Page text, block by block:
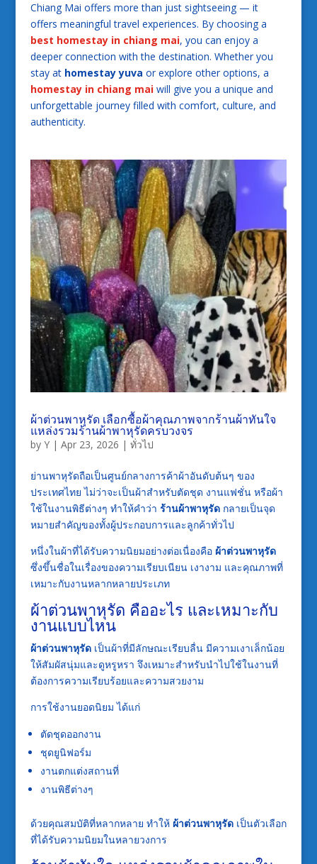
Chiang Mai offers more than just sightseeing — it
offers meaningful travel experiences. By choosing a
best homestay in chiang mai, you can enjoy a
deeper connection with the destination. Whether you
stay at homestay yuva or explore other options, a
homestay in chiang maiwill give you a unique and
unforgettable journey filled with comfort, culture, and
authenticity.
ผ้าต่วนพาหุรัด เลือกซื้อผ้าคุณภาพจากร้านผ้าทันใจ
แหล่งรวมร้านผ้าพาหุรัดครบวงจร
by Y| Apr 23, 2026 | ทั่วไป
ย่านพาหุรัดถือเป็นศูนย์กลางการค้าผ้าอันดับต้นๆ ของ
ประเทศไทย ไม่ว่าจะเป็นผ้าสำหรับตัดชุด งานแฟชั่น หรือผ้า
ใช้ในงานพิธีต่างๆ ทำให้คำว่า ร้านผ้าพาหุรัดกลายเป็นจุด
หมายสำคัญของทั้งผู้ประกอบการและลูกค้าทั่วไป
หนึ่งในผ้าที่ได้รับความนิยมอย่างต่อเนื่องคือ ผ้าต่วนพาหุรัด
ซึ่งขึ้นชื่อในเรื่องของความเรียบเนียน เงางาม และคุณภาพที่
เหมาะกับงานหลากหลายประเภท
ผ้าต่วนพาหุรัด คืออะไร และเหมาะกับ
งานแบบไหน
ผ้าต่วนพาหุรัดเป็นผ้าที่มีลักษณะเรียบลื่น มีความเงาเล็กน้อย
ให้สัมผัสนุ่มและดูหรูหรา จึงเหมาะสำหรับนำไปใช้ในงานที่
ต้องการความเรียบร้อยและความสวยงาม
การใช้งานยอดนิยม ได้แก่
ตัดชุดออกงาน
ชุดยูนิฟอร์ม
งานตกแต่งสถานที่
งานพิธีต่างๆ
ด้วยคุณสมบัติที่หลากหลาย ทำให้ ผ้าต่วนพาหุรัดเป็นตัวเลือก
ที่ได้รับความนิยมในหลายวงการ